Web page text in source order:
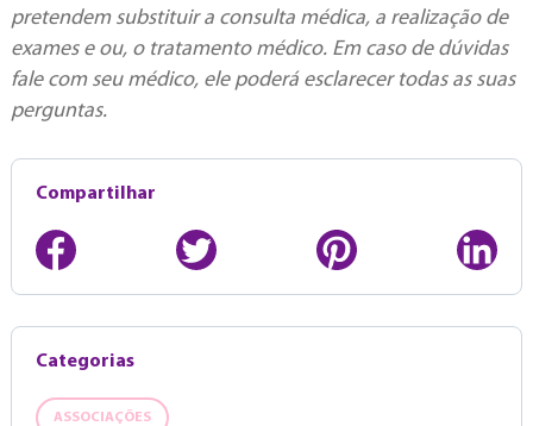
pretendem substituir a consulta médica, a realização de
exames e ou, o tratamento médico. Em caso de dúvidas
fale com seu médico, ele poderá esclarecer todas as suas
perguntas.
Compartilhar
Categorias
ASSOCIAÇÕES